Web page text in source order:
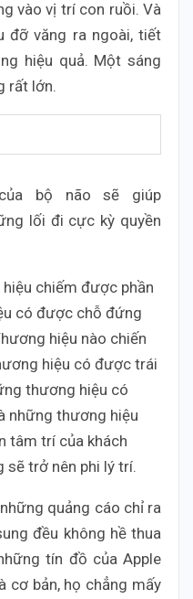
vào vị trí con ruồi. Và
đỡ văng ra ngoài, tiết
hiệu quả. Một sáng
rất lớn.
bộ não sẽ giúp
lối đi cực kỳ quyền
chiếm được phần
có được chỗ đứng
hiệu nào chiến
hiệu có được trái
thương hiệu có
những thương hiệu
tâm trí của khách
sẽ trở nên phi lý trí.
quảng cáo chỉ ra
đều không hề thua
tín đồ của Apple
cơ bản, họ chẳng mấy